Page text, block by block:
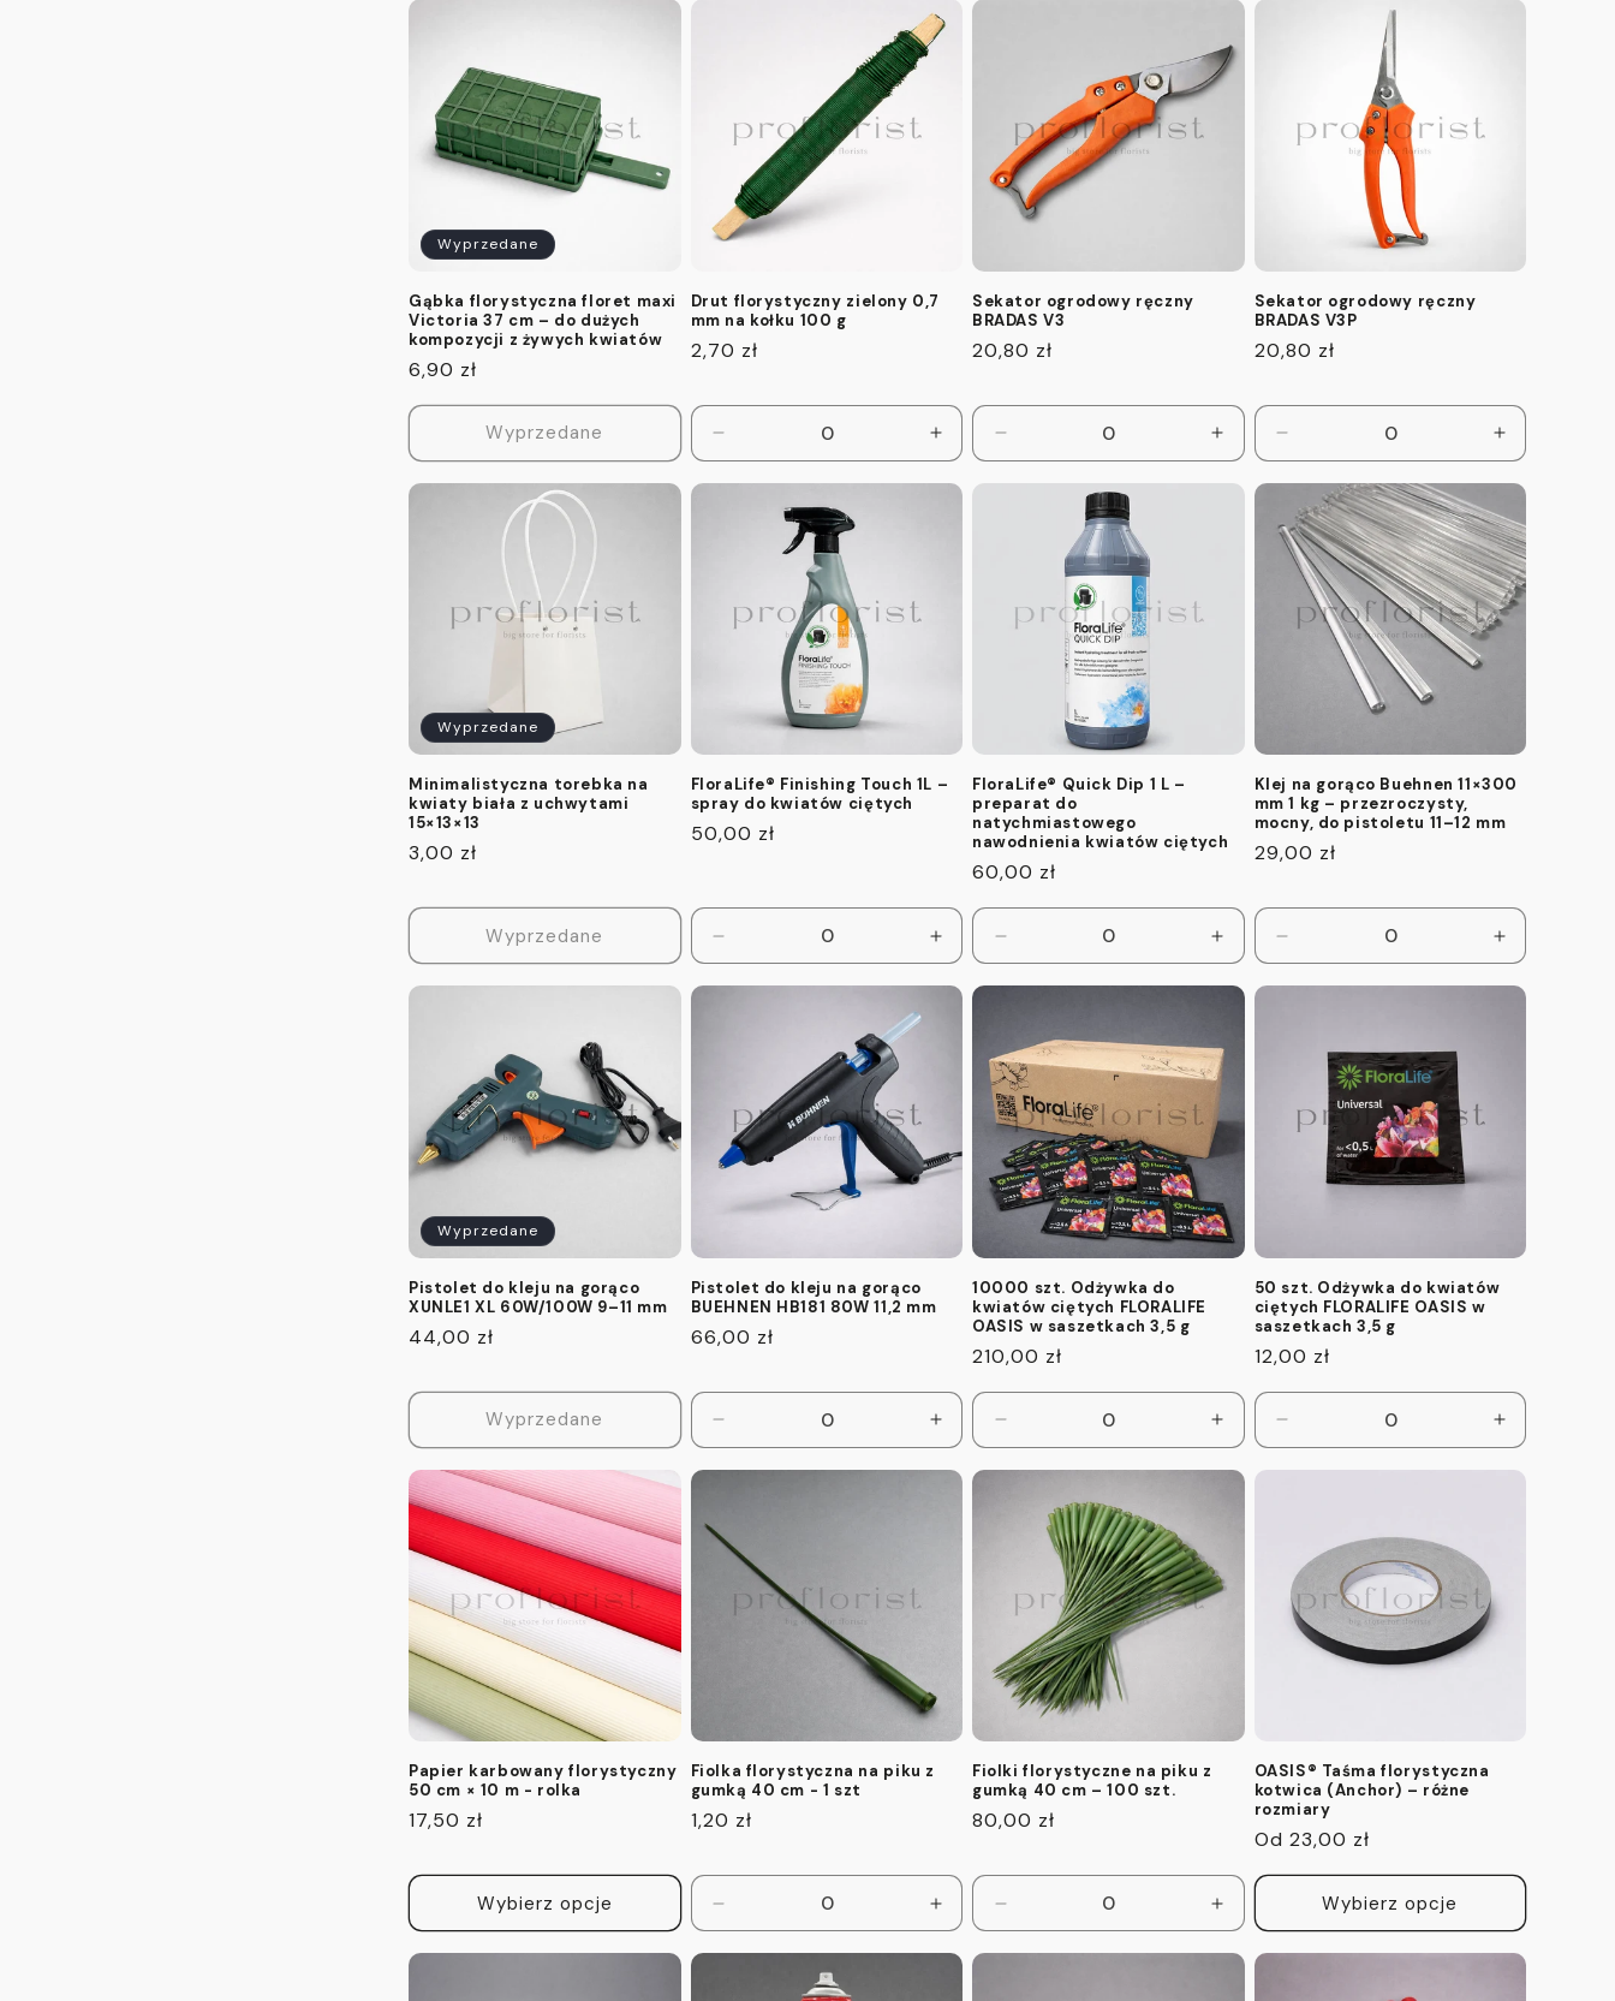
Wyprzedane
Gąbka florystyczna floret maxi
Victoria 37 cm – do dużych
kompozycji z żywych kwiatów
Cena
regularna
6,90 zł
Wyprzedane
Drut florystyczny zielony 0,7
mm na kołku 100 g
Cena
2,70 zł
ilość
Default
Zwiększ
ilość
dla
Sekator ogrodowy ręczny
BRADAS V3
Cena
20,80 zł
ilość
Zwiększ
ilość
dla
Default
Sekator ogrodowy ręczny
BRADAS V3P
Cena
20,80 zł
ilość
Default
Title
Zwiększ
ilość
dla
Default
Title
Wyprzedane
Minimalistyczna torebka na
kwiaty biała z uchwytami
15×13×13
Cena
3,00 zł
Wyprzedane
FloraLife® Finishing Touch 1L –
spray do kwiatów ciętych
Cena
50,00 zł
ilość
Zwiększ
ilość
dla
FloraLife® Quick Dip 1 L –
preparat do
natychmiastowego
nawodnienia kwiatów ciętych
Cena
60,00 zł
ilość
Title
Zwiększ
ilość
dla
Title
Klej na gorąco Buehnen 11×300
mm 1 kg – przezroczysty,
mocny, do pistoletu 11–12 mm
Cena
29,00 zł
ilość
Zwiększ
ilość
dla
Wyprzedane
Pistolet do kleju na gorąco
XUNLE1 XL 60W/100W 9–11 mm
Cena
44,00 zł
Wyprzedane
Pistolet do kleju na gorąco
BUEHNEN HB181 80W 11,2 mm
Cena
66,00 zł
ilość
Title
Zwiększ
ilość
dla
10000 szt. Odżywka do
kwiatów ciętych FLORALIFE
OASIS w saszetkach 3,5 g
Cena
210,00 zł
ilość
Default
Zwiększ
ilość
dla
50 szt. Odżywka do kwiatów
ciętych FLORALIFE OASIS w
saszetkach 3,5 g
Cena
12,00 zł
ilość
Zwiększ
ilość
dla
Papier karbowany florystyczny
50 cm × 10 m - rolka
Cena
17,50 zł
Wybierz opcje
Fiolka florystyczna na piku z
gumką 40 cm - 1 szt
Cena
1,20 zł
ilość
Zwiększ
ilość
dla
Fiolki florystyczne na piku z
gumką 40 cm – 100 szt.
Cena
80,00 zł
ilość
Zwiększ
ilość
dla
OASIS® Taśma florystyczna
kotwica (Anchor) – różne
rozmiary
Cena
regularna
Od 23,00 zł
Wybierz opcje